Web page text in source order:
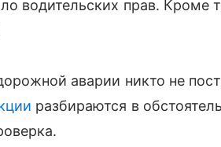
водительских прав. Кроме
аварии никто не
разбираются в